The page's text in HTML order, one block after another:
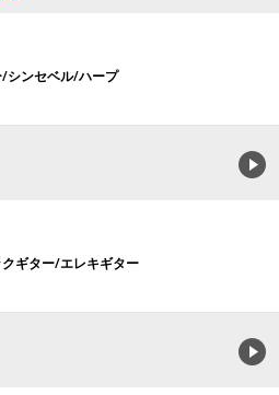
シンセベル/ハープ
ギター/エレキギター